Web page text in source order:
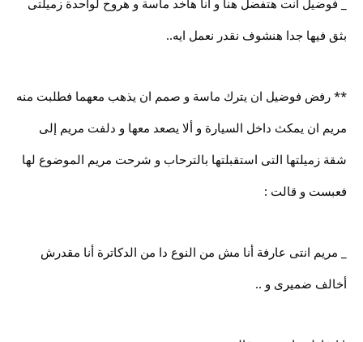
_ فوضيل انت هتفضل هنا و أنا هاخد ماسة و هروح لواحدة زميلتى
بثق فيها جدا هنشوف نقدر نعمل ايه..
** رفض فوضيل ان يترك ماسة و صمم ان يذهب معهما فطلبت منه
مريم ان يمكث داخل السيارة و ألا يصعد معها و دلفت مريم إلى
شقة زميلتها التى استقبلتها بالترحاب و شرحت مريم الموضوع لها
فعبست و قالت :
_ مريم انتى عارفة أنا مش من النوع دا من الدكاترة أنا مقدرش
أخالف ضميرى و ..